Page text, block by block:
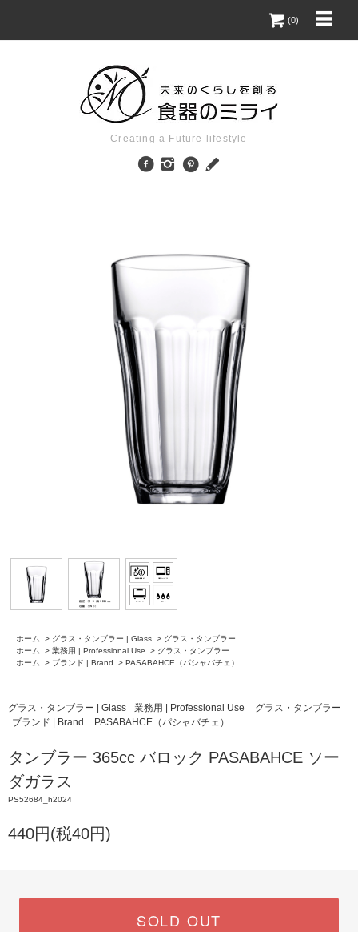
(0)
Creating a Future lifestyle
ホーム > グラス・タンブラー | Glass > グラス・タンブラー
ホーム
> 業務用 | Professional Use > グラス・タンブラー
ホーム
> ブランド | Brand > PASABAHCE（パシャバチェ）
グラス・タンブラー | Glass 業務用 | Professional Use
グラス・タンブラー
ブランド | Brand
PASABAHCE（パシャバチェ）
タンブラー 365cc バロック PASABAHCE ソー
ダガラス
PS52684_h2024
440円(税40円)
SOLD OUT